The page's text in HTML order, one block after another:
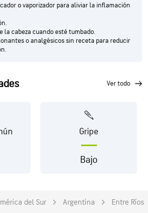
o vaporizador para aliviar la inflamación
la cabeza cuando esté tumbado.
o analgésicos sin receta para reducir
ver todo
Gripe
Bajo
del Sur Argentina Entre Ríos